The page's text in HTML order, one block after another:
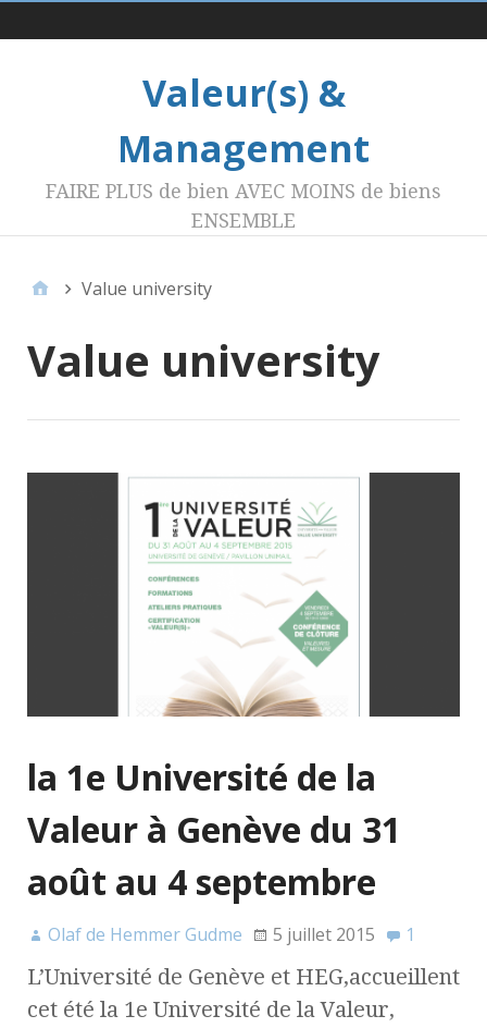
Menu 1
Valeur(s) &
Management
FAIRE PLUS de bien AVEC MOINS de biens
ENSEMBLE
Value university
Value university
la 1e Université de la
Valeur à Genève du 31
août au 4 septembre
Olaf de Hemmer Gudme 5 juillet 2015 1
L’Université de Genève et HEG,accueillent
cet été la 1e Université de la Valeur,